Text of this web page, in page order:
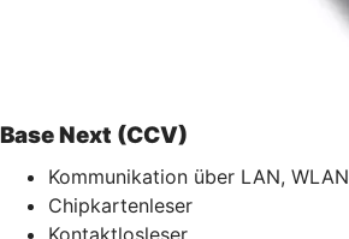
Base Next (CCV)
Kommunikation über LAN, WLAN
Chipkartenleser
Kontaktlosleser